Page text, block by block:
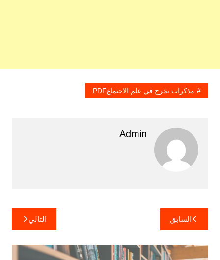
مذكرات تخرج في علم الاجتماعPDF
Admin
تصفّح
المقالات
السابق التالي